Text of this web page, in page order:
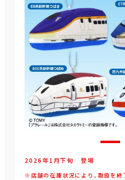
2026年1 月下旬 登場
※店舗の在庫状況により、取扱を